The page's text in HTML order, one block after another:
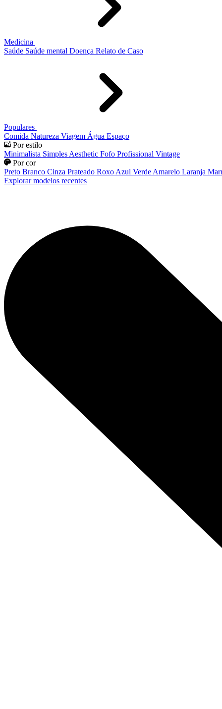
Medicina
Saúde Saúde mental Doença Relato de Caso
Populares
Comida Natureza Viagem Água Espaço
Por estilo
Minimalista Simples Aesthetic Fofo Profissional Vintage
Por cor
Preto Branco Cinza Prateado Roxo Azul Verde Amarelo Laranja
Explorar modelos recentes